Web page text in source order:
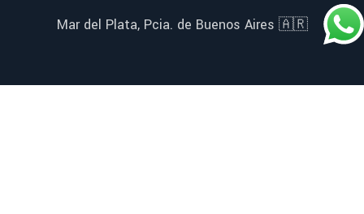
Mar del Plata, Pcia. de Buenos Aires 🇦🇷
Redes Sociales